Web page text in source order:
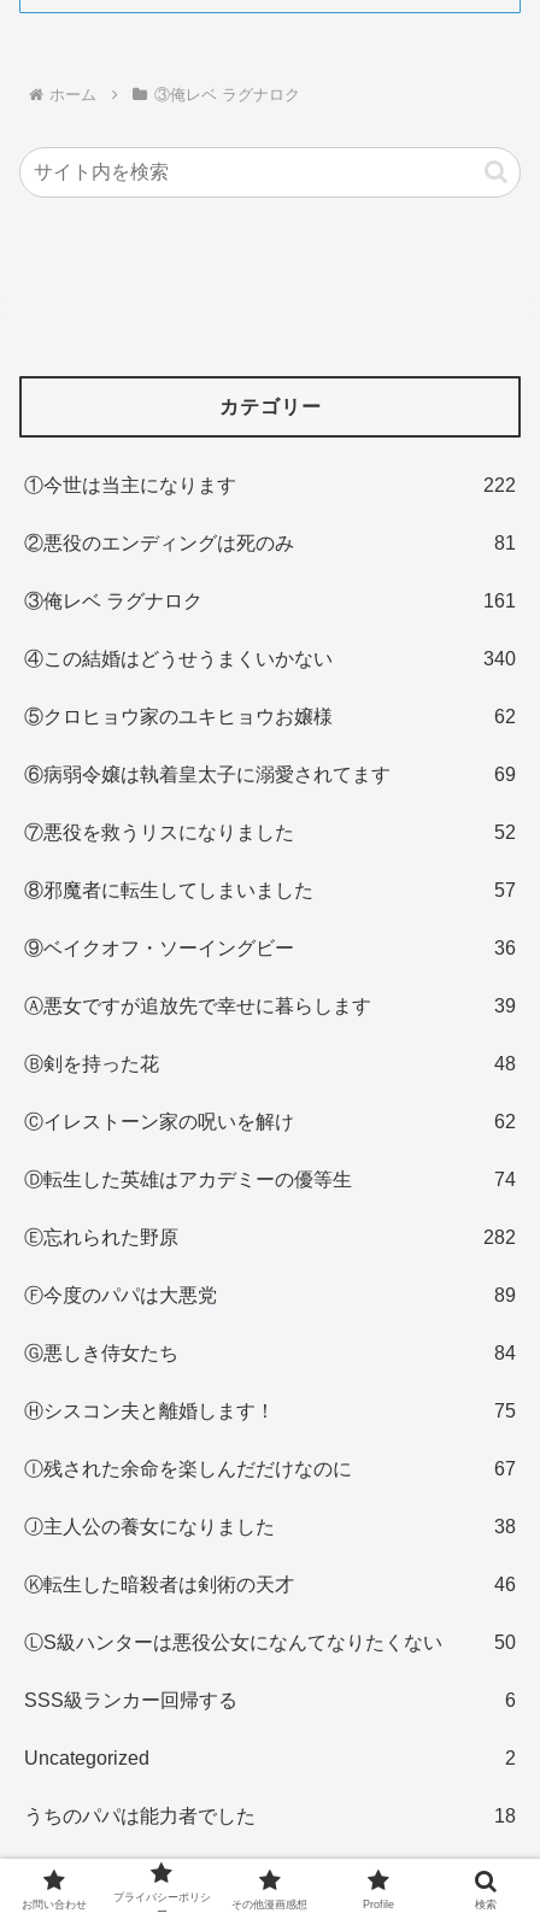
ホーム ③俺レベ ラグナロク
カテゴリー
①今世は当主になります 222
②悪役のエンディングは死のみ 81
③俺レベ ラグナロク 161
④この結婚はどうせうまくいかない 340
⑤クロヒョウ家のユキヒョウお嬢様 62
⑥病弱令嬢は執着皇太子に溺愛されてます 69
⑦悪役を救うリスになりました 52
⑧邪魔者に転生してしまいました 57
⑨ベイクオフ・ソーイングビー 36
Ⓐ悪女ですが追放先で幸せに暮らします 39
Ⓑ剣を持った花 48
Ⓒイレストーン家の呪いを解け 62
Ⓓ転生した英雄はアカデミーの優等生 74
Ⓔ忘れられた野原 282
Ⓕ今度のパパは大悪党 89
Ⓖ悪しき侍女たち 84
Ⓗシスコン夫と離婚します！ 75
Ⓘ残された余命を楽しんだだけなのに 67
Ⓙ主人公の養女になりました 38
Ⓚ転生した暗殺者は剣術の天才 46
ⓁS級ハンターは悪役公女になんてなりたくない 50
SSS級ランカー回帰する 6
Uncategorized 2
うちのパパは能力者でした 18
その他漫画感想 1,848
お問い合わせ
プライバシーポリシ
ー
その他漫画感想 Profile 検索